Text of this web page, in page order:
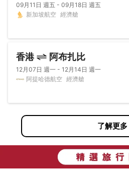
09月11日 週五 - 09月18日 週五
新加坡航空 經濟艙
香港 阿布扎比
12月07日 週一 - 12月14日 週一
阿提哈德航空 經濟艙
了解更多